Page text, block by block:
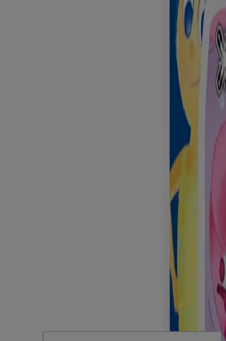
Pour l’emploi sur les coupures et
meilleurs résultats, appliquer le
sèche. Changer le pansement tous les
En cas d’urgence, demander l’aide
STÉRILES sauf si l’enveloppe est
Ce site web contient des informations
des informations figurant sur
pourriez avoir. Veuillez consulter
obtenir les informations les plus
Énoncé de confidentialité
Énoncé sur l’accessibilité